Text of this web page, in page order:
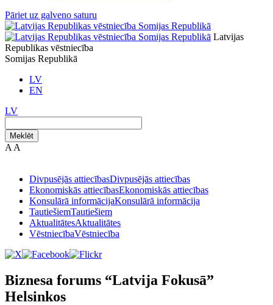
Pāriet uz galveno saturu
Latvijas
Republikas vēstniecība
Somijas Republikā
LV
EN
LV
Meklēt
A A
Divpusējās attiecībasDivpusējās attiecības
Ekonomiskās attiecībasEkonomiskās attiecības
Konsulārā informācijaKonsulārā informācija
TautiešiemTautiešiem
AktualitātesAktualitātes
VēstniecībaVēstniecība
Biznesa forums “Latvija Fokusā”
Helsinkos